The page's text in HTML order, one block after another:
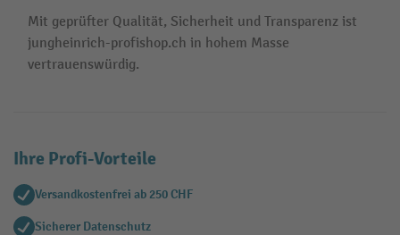
Mit geprüfter Qualität, Sicherheit und Transparenz ist
jungheinrich-profishop.ch in hohem Masse
vertrauenswürdig.
Ihre Profi-Vorteile
Versandkostenfrei ab 250 CHF
Sicherer Datenschutz